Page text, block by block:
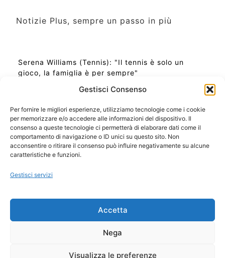
Gestisci Consenso
Per fornire le migliori esperienze, utilizziamo tecnologie come i cookie
per memorizzare e/o accedere alle informazioni del dispositivo. Il
consenso a queste tecnologie ci permetterà di elaborare dati come il
comportamento di navigazione o ID unici su questo sito. Non
acconsentire o ritirare il consenso può influire negativamente su alcune
caratteristiche e funzioni.
Gestisci servizi
Accetta
Nega
Visualizza le preferenze
Notizie Plus, sempre un passo in più
Serena Williams (Tennis): "Il tennis è solo un
gioco, la famiglia è per sempre"
Ora Esatta in Italia in questo momento
Ti Senti Strano Ultimamente? Potrebbe Essere per
la Risonanza di Schumann
Come Sapere Se Stai Ascendendo alla Quinta
Copyright 2026 NotiziePlus.com
📰 Contenuto Umano Verificato
Privacy Coockie
Pubblicità